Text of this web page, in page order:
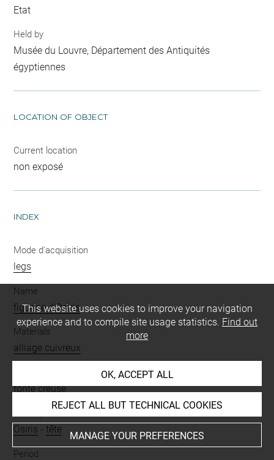
Etat
Held by
Musée du Louvre, Département des Antiquités
égyptiennes
LOCATION OF OBJECT
Current location
non exposé
INDEX
Mode d'acquisition
legs
Name
figurine d'Osiris
Materials
alliage cuivreux
fonte creuse
Osiris -tête
Period
This website uses cookies to improve your navigation
experience and to compile site usage statistics. Find out
more
OK, ACCEPT ALL
REJECT ALL BUT TECHNICAL COOKIES
MANAGE YOUR PREFERENCES